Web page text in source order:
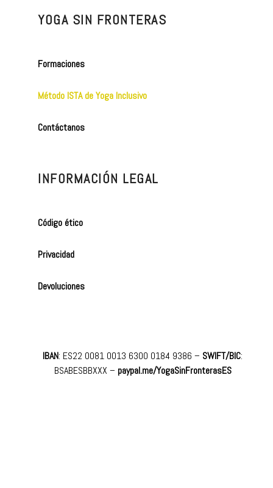
YOGA SIN FRONTERAS
Formaciones
Método ISTA de Yoga Inclusivo
Contáctanos
INFORMACIÓN LEGAL
Código ético
Privacidad
Devoluciones
IBAN: ES22 0081 0013 6300 0184 9386 – SWIFT/BIC:
BSABESBBXXX – paypal.me/YogaSinFronterasES